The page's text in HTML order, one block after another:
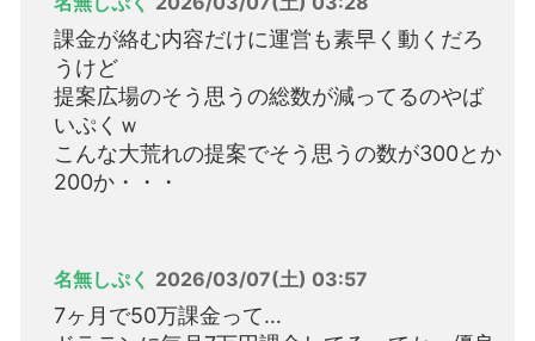
課金が絡む内容だけに運営も素早く動くだろ
うけど
提案広場のそう思うの総数が減ってるのやば
いぷくｗ
こんな大荒れの提案でそう思うの数が300とか
200か・・・
名無しぷく 2026/03/07(土) 03:57
7ヶ月で50万課金って…